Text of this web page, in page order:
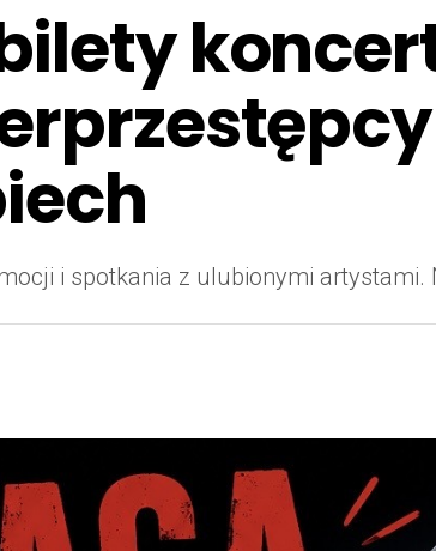
i spotkania z ulubionymi